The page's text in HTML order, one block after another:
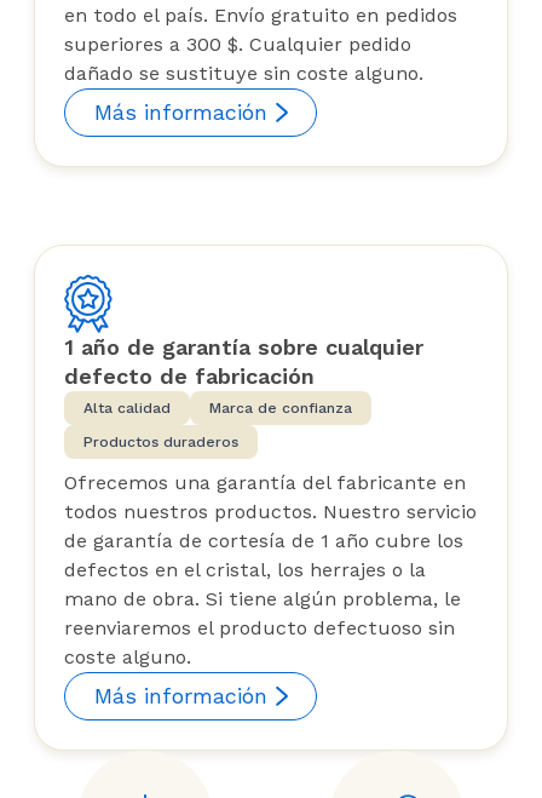
en todo el país. Envío gratuito en pedidos
superiores a 300 $. Cualquier pedido
dañado se sustituye sin coste alguno.
Más información
1 año de garantía sobre cualquier
defecto de fabricación
Alta calidad
Marca de confianza
Productos duraderos
Ofrecemos una garantía del fabricante en
todos nuestros productos. Nuestro servicio
de garantía de cortesía de 1 año cubre los
defectos en el cristal, los herrajes o la
mano de obra. Si tiene algún problema, le
reenviaremos el producto defectuoso sin
coste alguno.
Más información